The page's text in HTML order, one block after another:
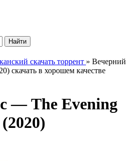
Найти
скачать торрент » Вечерний
скачать в хорошем качестве
—The Evening